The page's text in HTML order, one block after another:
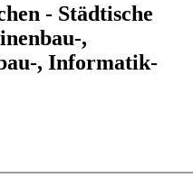
- Städtische
,
, Informatik-